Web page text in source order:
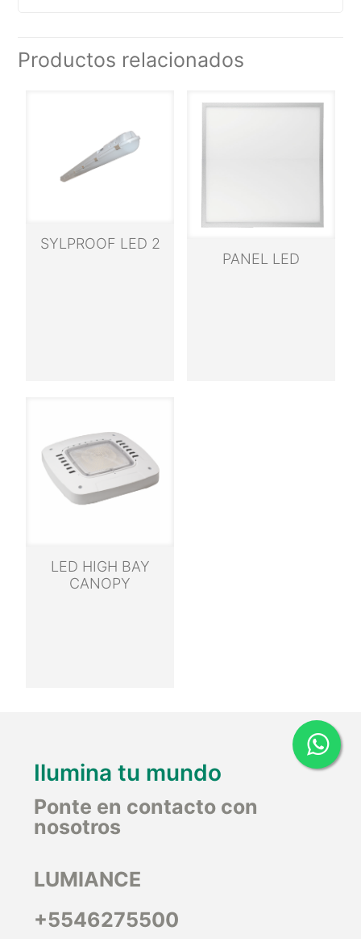
Productos relacionados
SYLPROOF LED 2
PANEL LED
LED HIGH BAY
CANOPY
Ilumina tu mundo
Ponte en contacto con
nosotros
LUMIANCE
+5546275500